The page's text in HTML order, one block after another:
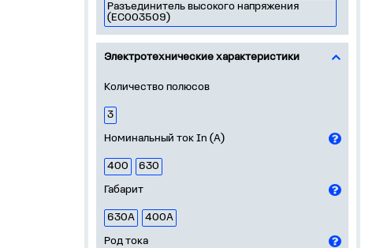
Разъединитель высокого напряжения
(EC003509)
Электротехнические характеристики
Количество полюсов
3
Номинальный ток In (А)
400
630
Габарит
630А
400А
Род тока